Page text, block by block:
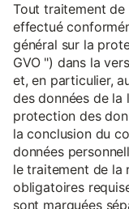
Tout traitement de
effectué
général sur la
GVO ") dans la
et, en particulier,
des données de la
protection des
la conclusion du
données
le traitement de la
obligatoires
sont marquées